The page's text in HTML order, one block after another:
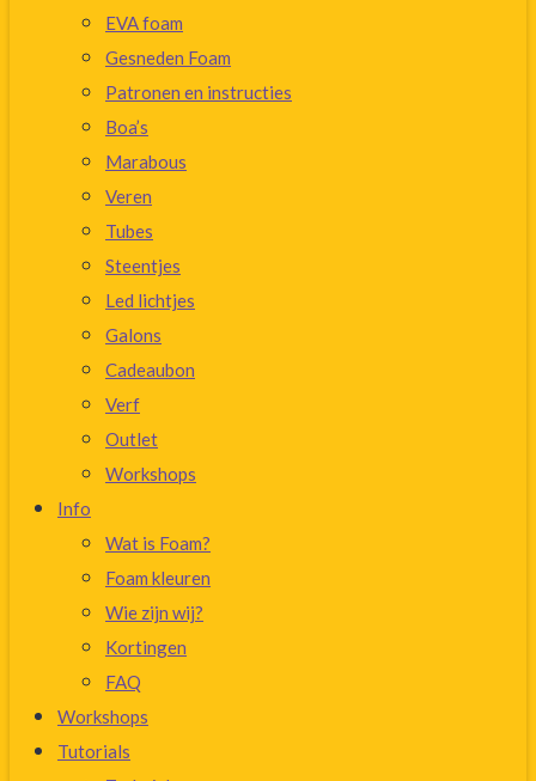
EVA foam
Gesneden Foam
Patronen en instructies
Boa’s
Marabous
Veren
Tubes
Steentjes
Led lichtjes
Galons
Cadeaubon
Verf
Outlet
Workshops
Info
Wat is Foam?
Foam kleuren
Wie zijn wij?
Kortingen
FAQ
Workshops
Tutorials